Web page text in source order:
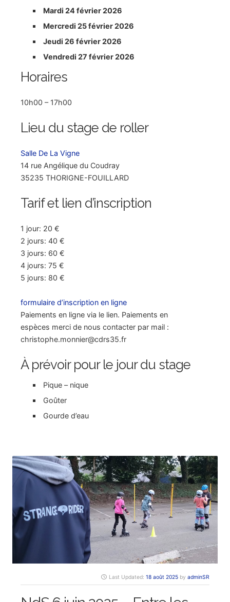
Mardi 24 février 2026
Mercredi 25 février 2026
Jeudi 26 février 2026
Vendredi 27 février 2026
Horaires
10h00 – 17h00
Lieu du stage de roller
Salle De La Vigne
14 rue Angélique du Coudray
35235 THORIGNE-FOUILLARD
Tarif et lien d’inscription
1 jour: 20 €
2 jours: 40 €
3 jours: 60 €
4 jours: 75 €
5 jours: 80 €
formulaire d’inscription en ligne
Paiements en ligne via le lien. Paiements en
espèces merci de nous contacter par mail :
christophe.monnier@cdrs35.fr
À prévoir pour le jour du stage
Pique – nique
Goûter
Gourde d’eau
Last Updated: 18 août 2025 by adminSR